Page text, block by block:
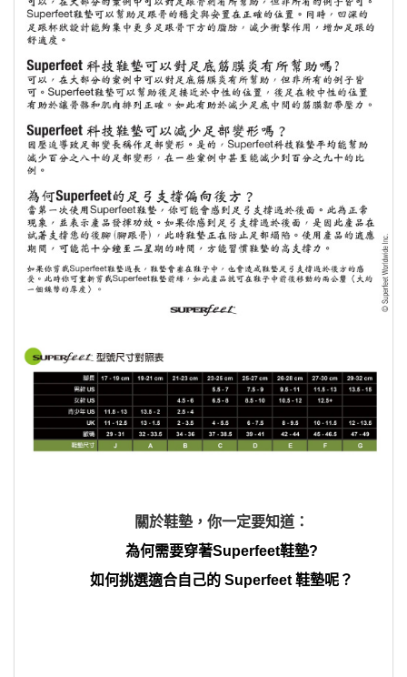
關於鞋墊，你一定要知道：
為何需要穿著Superfeet鞋墊?
如何挑選適合自己的 Superfeet 鞋墊呢？